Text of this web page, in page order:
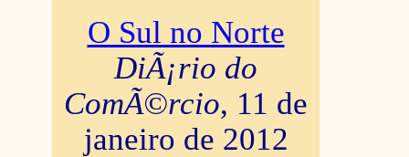
O Sul no Norte
DiÃ¡rio do
ComÃ©rcio, 11 de
janeiro de 2012